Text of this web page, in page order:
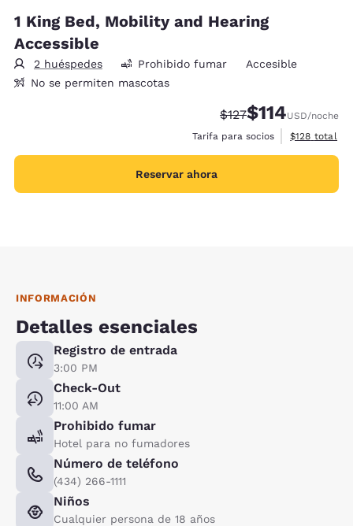
1 King Bed, Mobility and Hearing
Accessible
2 huéspedes Prohibido fumar
Accesible
No se permiten mascotas
Precio tachado:
$127Precio con
$114USD/noche
Tarifa para socios
Ver detalles
$128 total
Reservar ahora
INFORMACIÓN
Detalles esenciales
Registro de entrada
3:00 PM
Check-Out
11:00 AM
Prohibido fumar
Hotel para no fumadores
Número de teléfono
(434) 266-1111
Niños
Cualquier persona de 18 años